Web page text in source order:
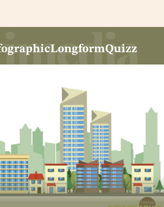
LongformQuizz